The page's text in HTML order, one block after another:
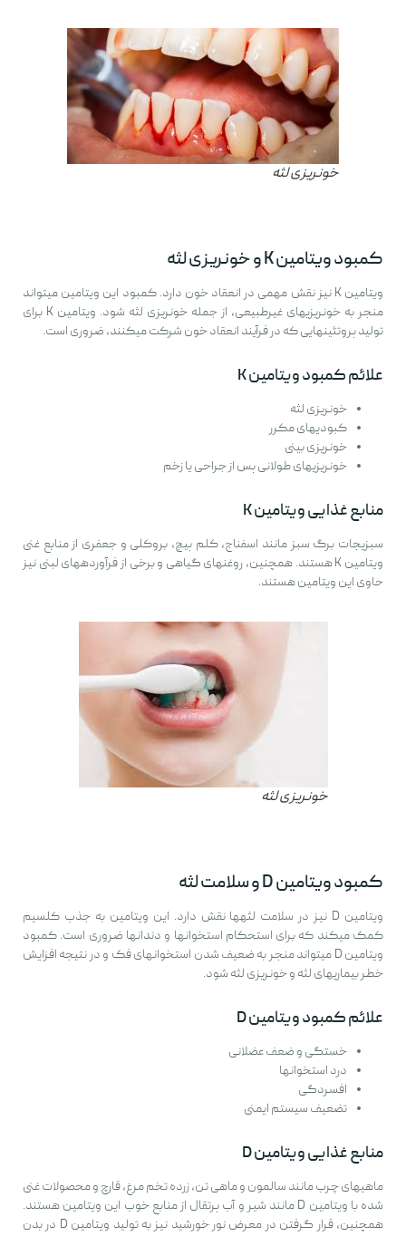
خونریزی لثه
کمبود ویتامین K و خونریزی لثه
ویتامین K نیز نقش مهمی در انعقاد خون دارد. کمبود این ویتامین میتواند
منجر به خونریزیهای غیرطبیعی، از جمله خونریزی لثه شود. ویتامین K برای
تولید پروتئینهایی که در فرآیند انعقاد خون شرکت میکنند، ضروری است.
علائم کمبود ویتامین K
خونریزی لثه
کبودیهای مکرر
خونریزی بینی
خونریزیهای طولانی پس از جراحی یا زخم
منابع غذایی ویتامین K
سبزیجات برگ سبز مانند اسفناج، کلم پیچ، بروکلی و جعفری از منابع غنی
ویتامین K هستند. همچنین، روغنهای گیاهی و برخی از فرآوردههای لبنی نیز
حاوی این ویتامین هستند.
خونریزی لثه
کمبود ویتامین D و سلامت لثه
ویتامین D نیز در سلامت لثهها نقش دارد. این ویتامین به جذب کلسیم
کمک میکند که برای استحکام استخوانها و دندانها ضروری است. کمبود
ویتامین D میتواند منجر به ضعیف شدن استخوانهای فک و در نتیجه افزایش
خطر بیماریهای لثه و خونریزی لثه شود.
علائم کمبود ویتامین D
خستگی و ضعف عضلانی
درد استخوانها
افسردگی
تضعیف سیستم ایمنی
منابع غذایی ویتامین D
ماهیهای چرب مانند سالمون و ماهی تن، زرده تخم مرغ، قارچ و محصولات غنی
شده با ویتامین D مانند شیر و آب پرتقال از منابع خوب این ویتامین هستند.
همچنین، قرار گرفتن در معرض نور خورشید نیز به تولید ویتامین D در بدن